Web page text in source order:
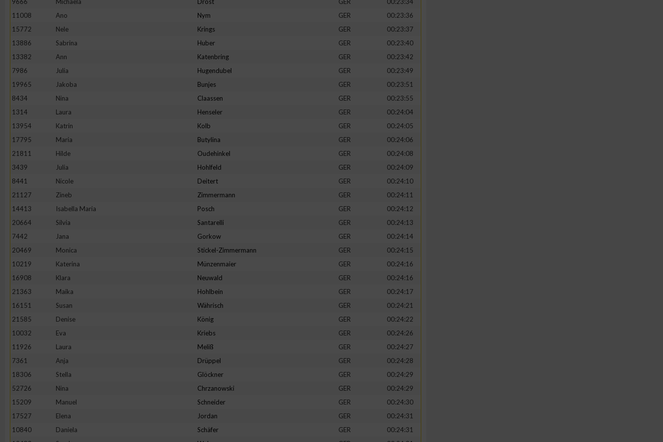
11008
Ano Nym GER
00:23:36
15772
Nele Krings GER
00:23:37
13886
Sabrina Huber GER
00:23:40
13382
Ann Katenbring GER
00:23:42
7986
Julia Hugendubel GER
00:23:49
19965
Jakoba Bunjes GER
00:23:51
8434
Nina Claassen GER
00:23:55
1314
Laura Henseler GER
00:24:04
13954
Katrin Kolb GER
00:24:05
17795
Maria Butylina GER
00:24:06
21811
Hilde Oudehinkel GER
00:24:08
3439
Julia Hohlfeld GER
00:24:09
8441
Nicole Deitert GER
00:24:10
21127
Zineb Zimmermann GER
00:24:11
14413
Isabella Maria Posch GER
00:24:12
20664
Silvia Santarelli GER
00:24:13
7442
Jana Gorkow GER
00:24:14
20469
Monica Stickel-Zimmermann GER
00:24:15
10219
Katerina Münzenmaier GER
00:24:16
16908
Klara Neuwald GER
00:24:16
21363
Maika Hohlbein GER
00:24:17
16151
Susan Währisch GER
00:24:21
21585
Denise König GER
00:24:22
10032
Eva Kriebs GER
00:24:26
11926
Laura Meliß GER
00:24:27
7361
Anja Drüppel GER
00:24:28
18306
Stella Glöckner GER
00:24:29
52726
Nina Chrzanowski GER
00:24:29
15209
Manuel Schneider GER
00:24:30
17527
Elena Jordan GER
00:24:31
10840
Daniela Schäfer GER
00:24:31
Erstellung von Profilen zur Personalisierung von Inhalten
Messung der Werbeleistung
Messung der Performance von Inhalten
Analyse von Zielgruppen durch Statistiken oder Kombinationen von Daten aus
Entwicklung und Verbesserung der Angebote
IAB-Besonderheiten:
Geräte anhand von aktiv angeforderten Informationen identifizieren
Nicht-IAB-Verarbeitungszwecke:
Notwendig
Performance
Funktional